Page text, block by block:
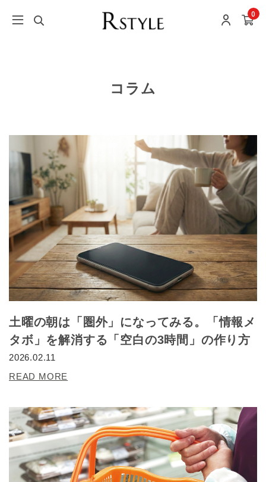
0
コラム
土曜の朝は「圏外」になってみる。「情報メ
タボ」を解消する「空白の3時間」の作り方
2026.02.11
READ MORE